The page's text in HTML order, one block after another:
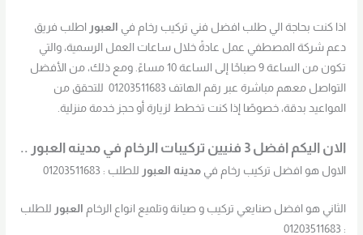
اذا كنت بحاجة الي طلب افضل فني تركيب رخام في العبور اطلب فريق
دعم شركة المصطفي عمل عادةً خلال ساعات العمل الرسمية، والتي
تكون من الساعة 9 صباحًا إلى الساعة 10 مساءً. ومع ذلك، من الأفضل
التواصل معهم مباشرة عبر رقم الهاتف 01203511683 للتحقق من
المواعيد بدقة، خصوصًا إذا كنت تخطط لزيارة أو حجز خدمة منزلية.
الان اليكم افضل 3 فنيين تركيبات الرخام في مدينه العبور ..
الاول هو افضل تركيب رخام فيمدينه العبور للطلب : 01203511683
الثاني هو افضل صنايعي تركيب و صيانة وتلميع انواع الرخام العبور للطلب
: 01203511683